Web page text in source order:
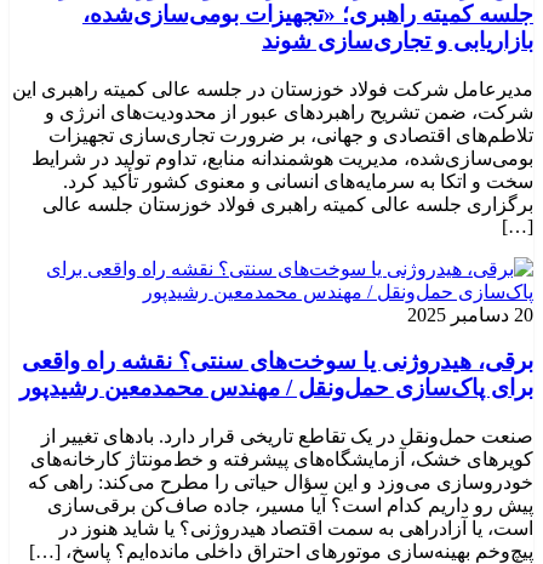
جلسه کمیته راهبری؛ «تجهیزات بومی‌سازی‌شده،
بازاریابی و تجاری‌سازی شوند
مدیرعامل شرکت فولاد خوزستان در جلسه عالی کمیته راهبری این
شرکت، ضمن تشریح راهبردهای عبور از محدودیت‌های انرژی و
تلاطم‌های اقتصادی و جهانی، بر ضرورت تجاری‌سازی تجهیزات
بومی‌سازی‌شده، مدیریت هوشمندانه منابع، تداوم تولید در شرایط
سخت و اتکا به سرمایه‌های انسانی و معنوی کشور تأکید کرد.
برگزاری جلسه عالی کمیته راهبری فولاد خوزستان جلسه عالی
[…]
20 دسامبر 2025
برقی، هیدروژنی یا سوخت‌های سنتی؟ نقشه راه واقعی
برای پاک‌سازی حمل‌ونقل / مهندس محمدمعین رشیدپور
صنعت حمل‌ونقل در یک تقاطع تاریخی قرار دارد. بادهای تغییر از
کویرهای خشک، آزمایشگاه‌های پیشرفته و خط‌مونتاژ کارخانه‌های
خودروسازی می‌وزد و این سؤال حیاتی را مطرح می‌کند: راهی که
پیش رو داریم کدام است؟ آیا مسیر، جاده صاف‌کن برقی‌سازی
است، یا آزادراهی به سمت اقتصاد هیدروژنی؟ یا شاید هنوز در
پیچ‌وخم بهینه‌سازی موتورهای احتراق داخلی مانده‌ایم؟ پاسخ، […]